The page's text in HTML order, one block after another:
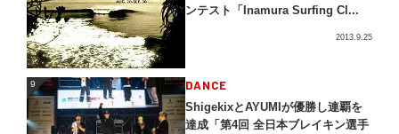
ンテスト「Inamura Surfing Cl...
2013.9.25
9 DANCE
ShigekixとAYUMIが優勝し連覇を
達成「第4回 全日本ブレイキン選手